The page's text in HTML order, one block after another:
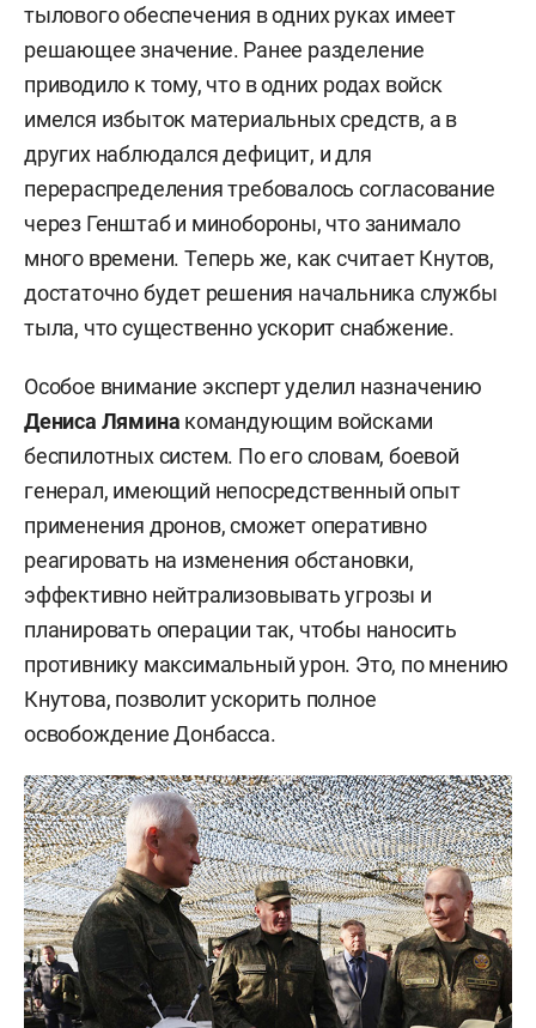
тылового обеспечения в одних руках имеет
решающее значение. Ранее разделение
приводило к тому, что в одних родах войск
имелся избыток материальных средств, а в
других наблюдался дефицит, и для
перераспределения требовалось согласование
через Генштаб и минобороны, что занимало
много времени. Теперь же, как считает Кнутов,
достаточно будет решения начальника службы
тыла, что существенно ускорит снабжение.
Особое внимание эксперт уделил назначению
Дениса Лямина командующим войсками
беспилотных систем. По его словам, боевой
генерал, имеющий непосредственный опыт
применения дронов, сможет оперативно
реагировать на изменения обстановки,
эффективно нейтрализовывать угрозы и
планировать операции так, чтобы наносить
противнику максимальный урон. Это, по мнению
Кнутова, позволит ускорить полное
освобождение Донбасса.